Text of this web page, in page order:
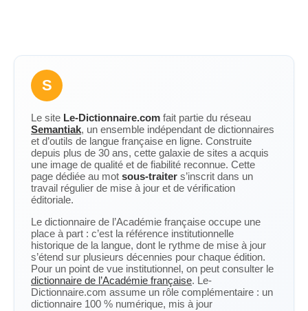
S
Le site Le-Dictionnaire.com fait partie du réseau
Semantiak, un ensemble indépendant de dictionnaires
et d’outils de langue française en ligne. Construite
depuis plus de 30 ans, cette galaxie de sites a acquis
une image de qualité et de fiabilité reconnue. Cette
page dédiée au mot sous-traiter s’inscrit dans un
travail régulier de mise à jour et de vérification
éditoriale.
Le dictionnaire de l’Académie française occupe une
place à part : c’est la référence institutionnelle
historique de la langue, dont le rythme de mise à jour
s’étend sur plusieurs décennies pour chaque édition.
Pour un point de vue institutionnel, on peut consulter le
dictionnaire de l’Académie française. Le-
Dictionnaire.com assume un rôle complémentaire : un
dictionnaire 100 % numérique, mis à jour